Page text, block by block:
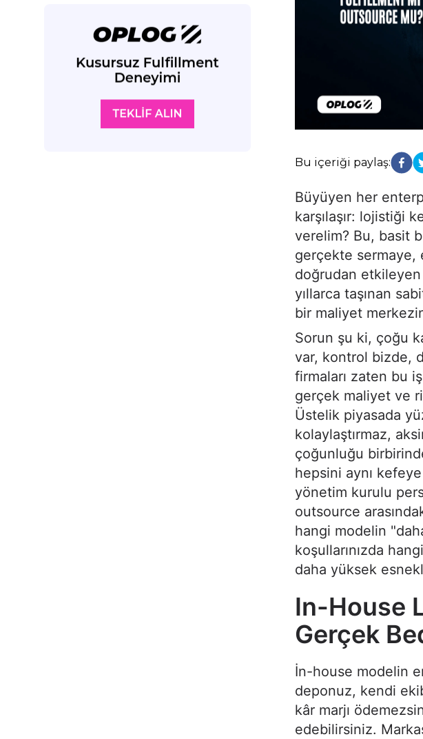
Bu içeriği paylaş:
Büyüyen her
karşılaşır: lojistiği
verelim? Bu, basit
gerçekte sermaye,
doğrudan etkileyen
yıllarca taşınan
bir maliyet
Sorun şu ki, çoğu
var, kontrol bizde,
firmaları zaten bu
gerçek maliyet ve
Üstelik piyasada
kolaylaştırmaz,
çoğunluğu
hepsini aynı
yönetim kurulu
outsource
hangi modelin
koşullarınızda
daha yüksek
In-House
Gerçek
İn-house modelin
deponuz, kendi
kâr marjı
edebilirsiniz.